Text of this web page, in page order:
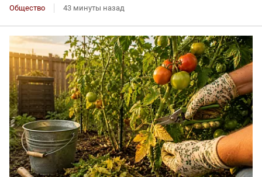
Общество 43 минуты назад